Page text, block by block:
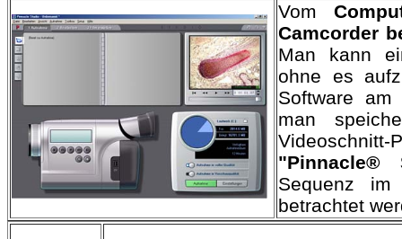
Vom
Camcorder
Man kann
ohne es
Software
man
Videoschnitt-
"Pinnacle®
Sequenz im
betrachtet